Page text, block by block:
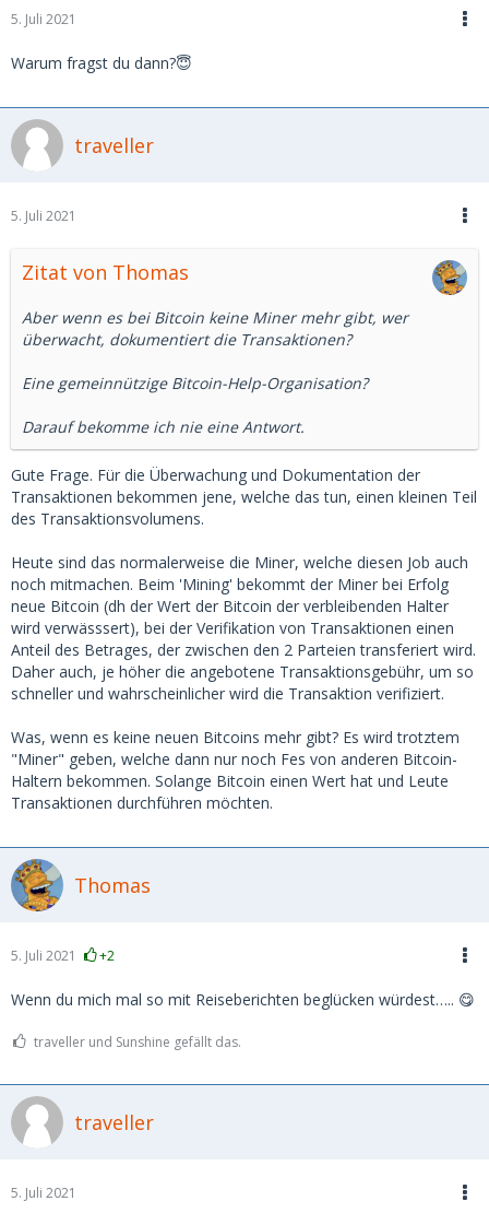
5. Juli 2021
Warum fragst du dann?😇
traveller
5. Juli 2021
Zitat von Thomas
Aber wenn es bei Bitcoin keine Miner mehr gibt, wer
überwacht, dokumentiert die Transaktionen?
Eine gemeinnützige Bitcoin-Help-Organisation?
Darauf bekomme ich nie eine Antwort.
Gute Frage. Für die Überwachung und Dokumentation der
Transaktionen bekommen jene, welche das tun, einen kleinen Teil
des Transaktionsvolumens.
Heute sind das normalerweise die Miner, welche diesen Job auch
noch mitmachen. Beim 'Mining' bekommt der Miner bei Erfolg
neue Bitcoin (dh der Wert der Bitcoin der verbleibenden Halter
wird verwässsert), bei der Verifikation von Transaktionen einen
Anteil des Betrages, der zwischen den 2 Parteien transferiert wird.
Daher auch, je höher die angebotene Transaktionsgebühr, um so
schneller und wahrscheinlicher wird die Transaktion verifiziert.
Was, wenn es keine neuen Bitcoins mehr gibt? Es wird trotztem
"Miner" geben, welche dann nur noch Fes von anderen Bitcoin-
Haltern bekommen. Solange Bitcoin einen Wert hat und Leute
Transaktionen durchführen möchten.
Thomas
5. Juli 2021 +2
Wenn du mich mal so mit Reiseberichten beglücken würdest….. 😋
traveller und Sunshine gefällt das.
traveller
5. Juli 2021